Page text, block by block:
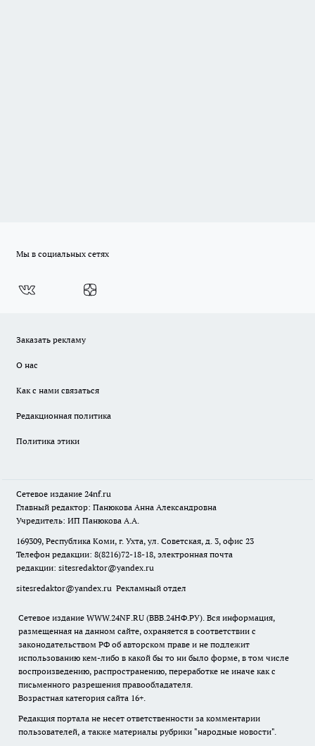
Мы в социальных сетях
Заказать рекламу
О нас
Как с нами связаться
Редакционная политика
Политика этики
Сетевое издание 24nf.ru
Главный редактор: Панюкова Анна Александровна
Учредитель: ИП Панюкова А.А.
169309, Республика Коми, г. Ухта, ул. Советская, д. 3, офис 23
Телефон редакции: 8(8216)72-18-18, электронная почта
редакции: sitesredaktor@yandex.ru
sitesredaktor@yandex.ru Рекламный отдел
Сетевое издание WWW.24NF.RU (ВВВ.24НФ.РУ). Вся информация,
размещенная на данном сайте, охраняется в соответствии с
законодательством РФ об авторском праве и не подлежит
использованию кем-либо в какой бы то ни было форме, в том числе
воспроизведению, распространению, переработке не иначе как с
письменного разрешения правообладателя.
Возрастная категория сайта 16+.
Редакция портала не несет ответственности за комментарии
пользователей, а также материалы рубрики "народные новости".